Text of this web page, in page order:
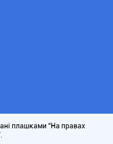
плашками “На правах